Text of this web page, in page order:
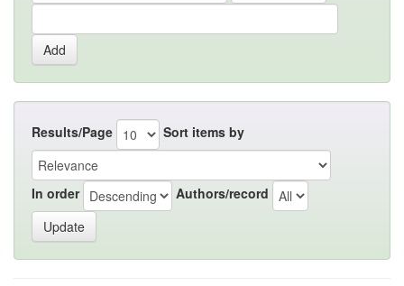
Results/Page Sort items by
In order Authors/record